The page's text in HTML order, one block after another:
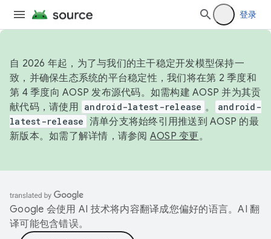
登录
自 2026 年起，为了与我们的主干稳定开发模型保持一
致，并确保生态系统的平台稳定性，我们将在第 2 季度和
第 4 季度向 AOSP 发布源代码。如需构建 AOSP 并为其贡
献代码，请使用 android-latest-release 。
android-
latest-release 清单分支将始终引用推送到 AOSP 的最
新版本。如需了解详情，请参阅 AOSP 变更。
Google 会使用 AI 技术将内容翻译成您偏好的语言。AI 翻
译可能包含错误。